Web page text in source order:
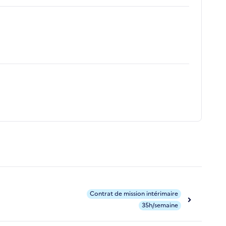
Contrat de mission intérimaire
35h/semaine